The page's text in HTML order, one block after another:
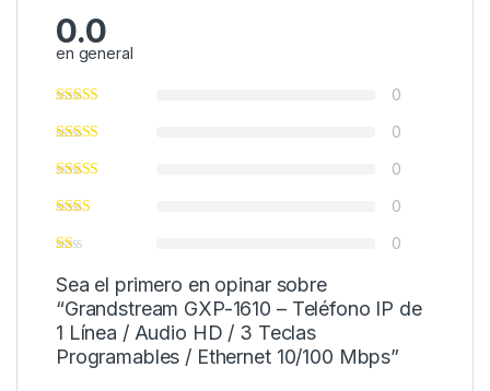
0.0
en general
0
0
0
0
0
Sea el primero en opinar sobre
“Grandstream GXP-1610 – Teléfono IP de
1 Línea / Audio HD / 3 Teclas
Programables / Ethernet 10/100 Mbps”